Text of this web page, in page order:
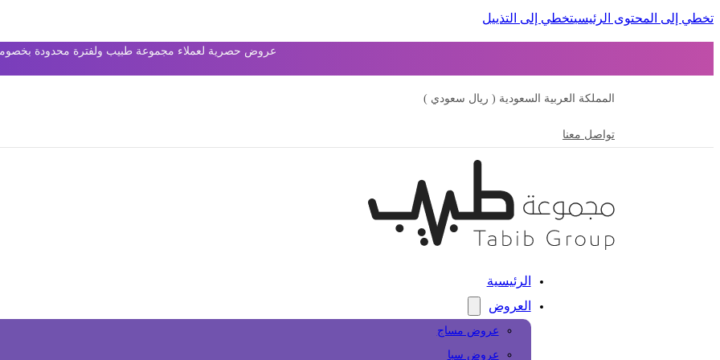
تخطي إلى المحتوى الرئيسيتخطي إلى التذييل
عروض حصرية لعملاء مجموعة طبيب ولفترة محدودة بخصومات
المملكة العربية السعودية ( ريال سعودي )
تواصل معنا
الرئيسية
العروض
عروض مساج
عروض سبا